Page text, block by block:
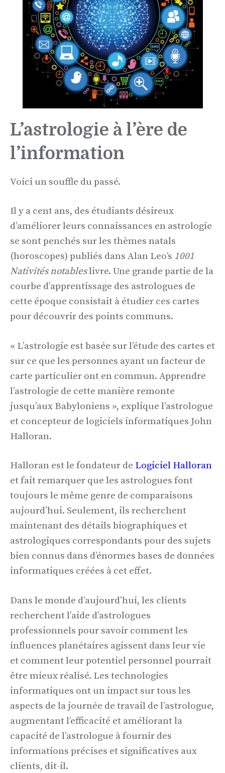
L’astrologie à l’ère de
l’information
Voici un souffle du passé.
Il y a cent ans, des étudiants désireux
d’améliorer leurs connaissances en astrologie
se sont penchés sur les thèmes natals
(horoscopes) publiés dans Alan Leo’s 1001
Nativités notableslivre. Une grande partie de la
courbe d’apprentissage des astrologues de
cette époque consistait à étudier ces cartes
pour découvrir des points communs.
« L’astrologie est basée sur l’étude des cartes et
sur ce que les personnes ayant un facteur de
carte particulier ont en commun. Apprendre
l’astrologie de cette manière remonte
jusqu’aux Babyloniens », explique l’astrologue
et concepteur de logiciels informatiques John
Halloran.
Halloran est le fondateur de Logiciel Halloran
et fait remarquer que les astrologues font
toujours le même genre de comparaisons
aujourd’hui. Seulement, ils recherchent
maintenant des détails biographiques et
astrologiques correspondants pour des sujets
bien connus dans d’énormes bases de données
informatiques créées à cet effet.
Dans le monde d’aujourd’hui, les clients
recherchent l’aide d’astrologues
professionnels pour savoir comment les
influences planétaires agissent dans leur vie
et comment leur potentiel personnel pourrait
être mieux réalisé. Les technologies
informatiques ont un impact sur tous les
aspects de la journée de travail de l’astrologue,
augmentant l’efficacité et améliorant la
capacité de l’astrologue à fournir des
informations précises et significatives aux
clients, dit-il.